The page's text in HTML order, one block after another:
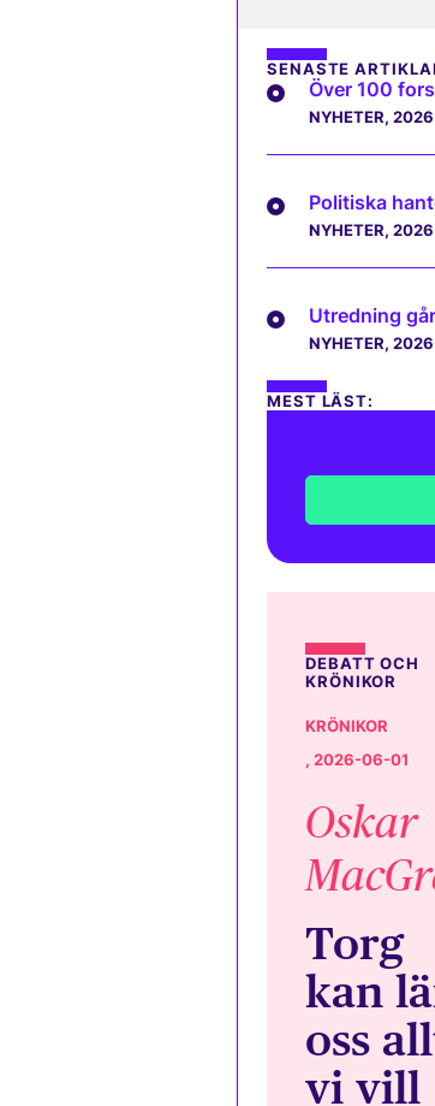
SENASTE
Över 100
NYHETER,
Politiska
NYHETER,
Utredning
NYHETER,
MEST LÄST:
DEBATT OCH
KRÖNIKOR
KRÖNIKOR
, 2026-06-01
Oskar
Torg
kan
oss
vi vill